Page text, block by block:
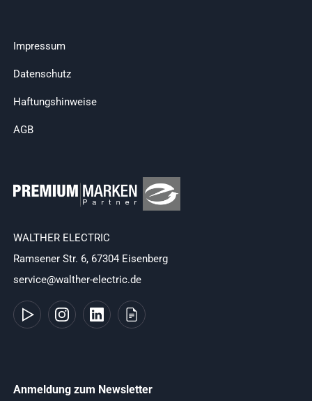
Impressum
Datenschutz
Haftungshinweise
AGB
WALTHER ELECTRIC
Ramsener Str. 6, 67304 Eisenberg
service@walther-electric.de
Anmeldung zum Newsletter